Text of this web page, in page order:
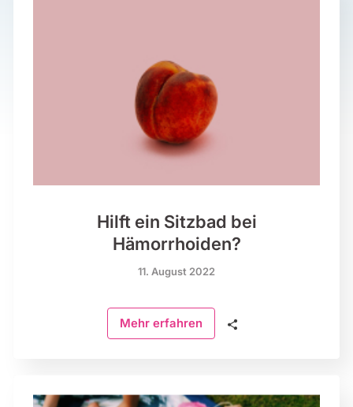
Hilft ein Sitzbad bei
Hämorrhoiden?
11. August 2022
Mehr erfahren 🗣